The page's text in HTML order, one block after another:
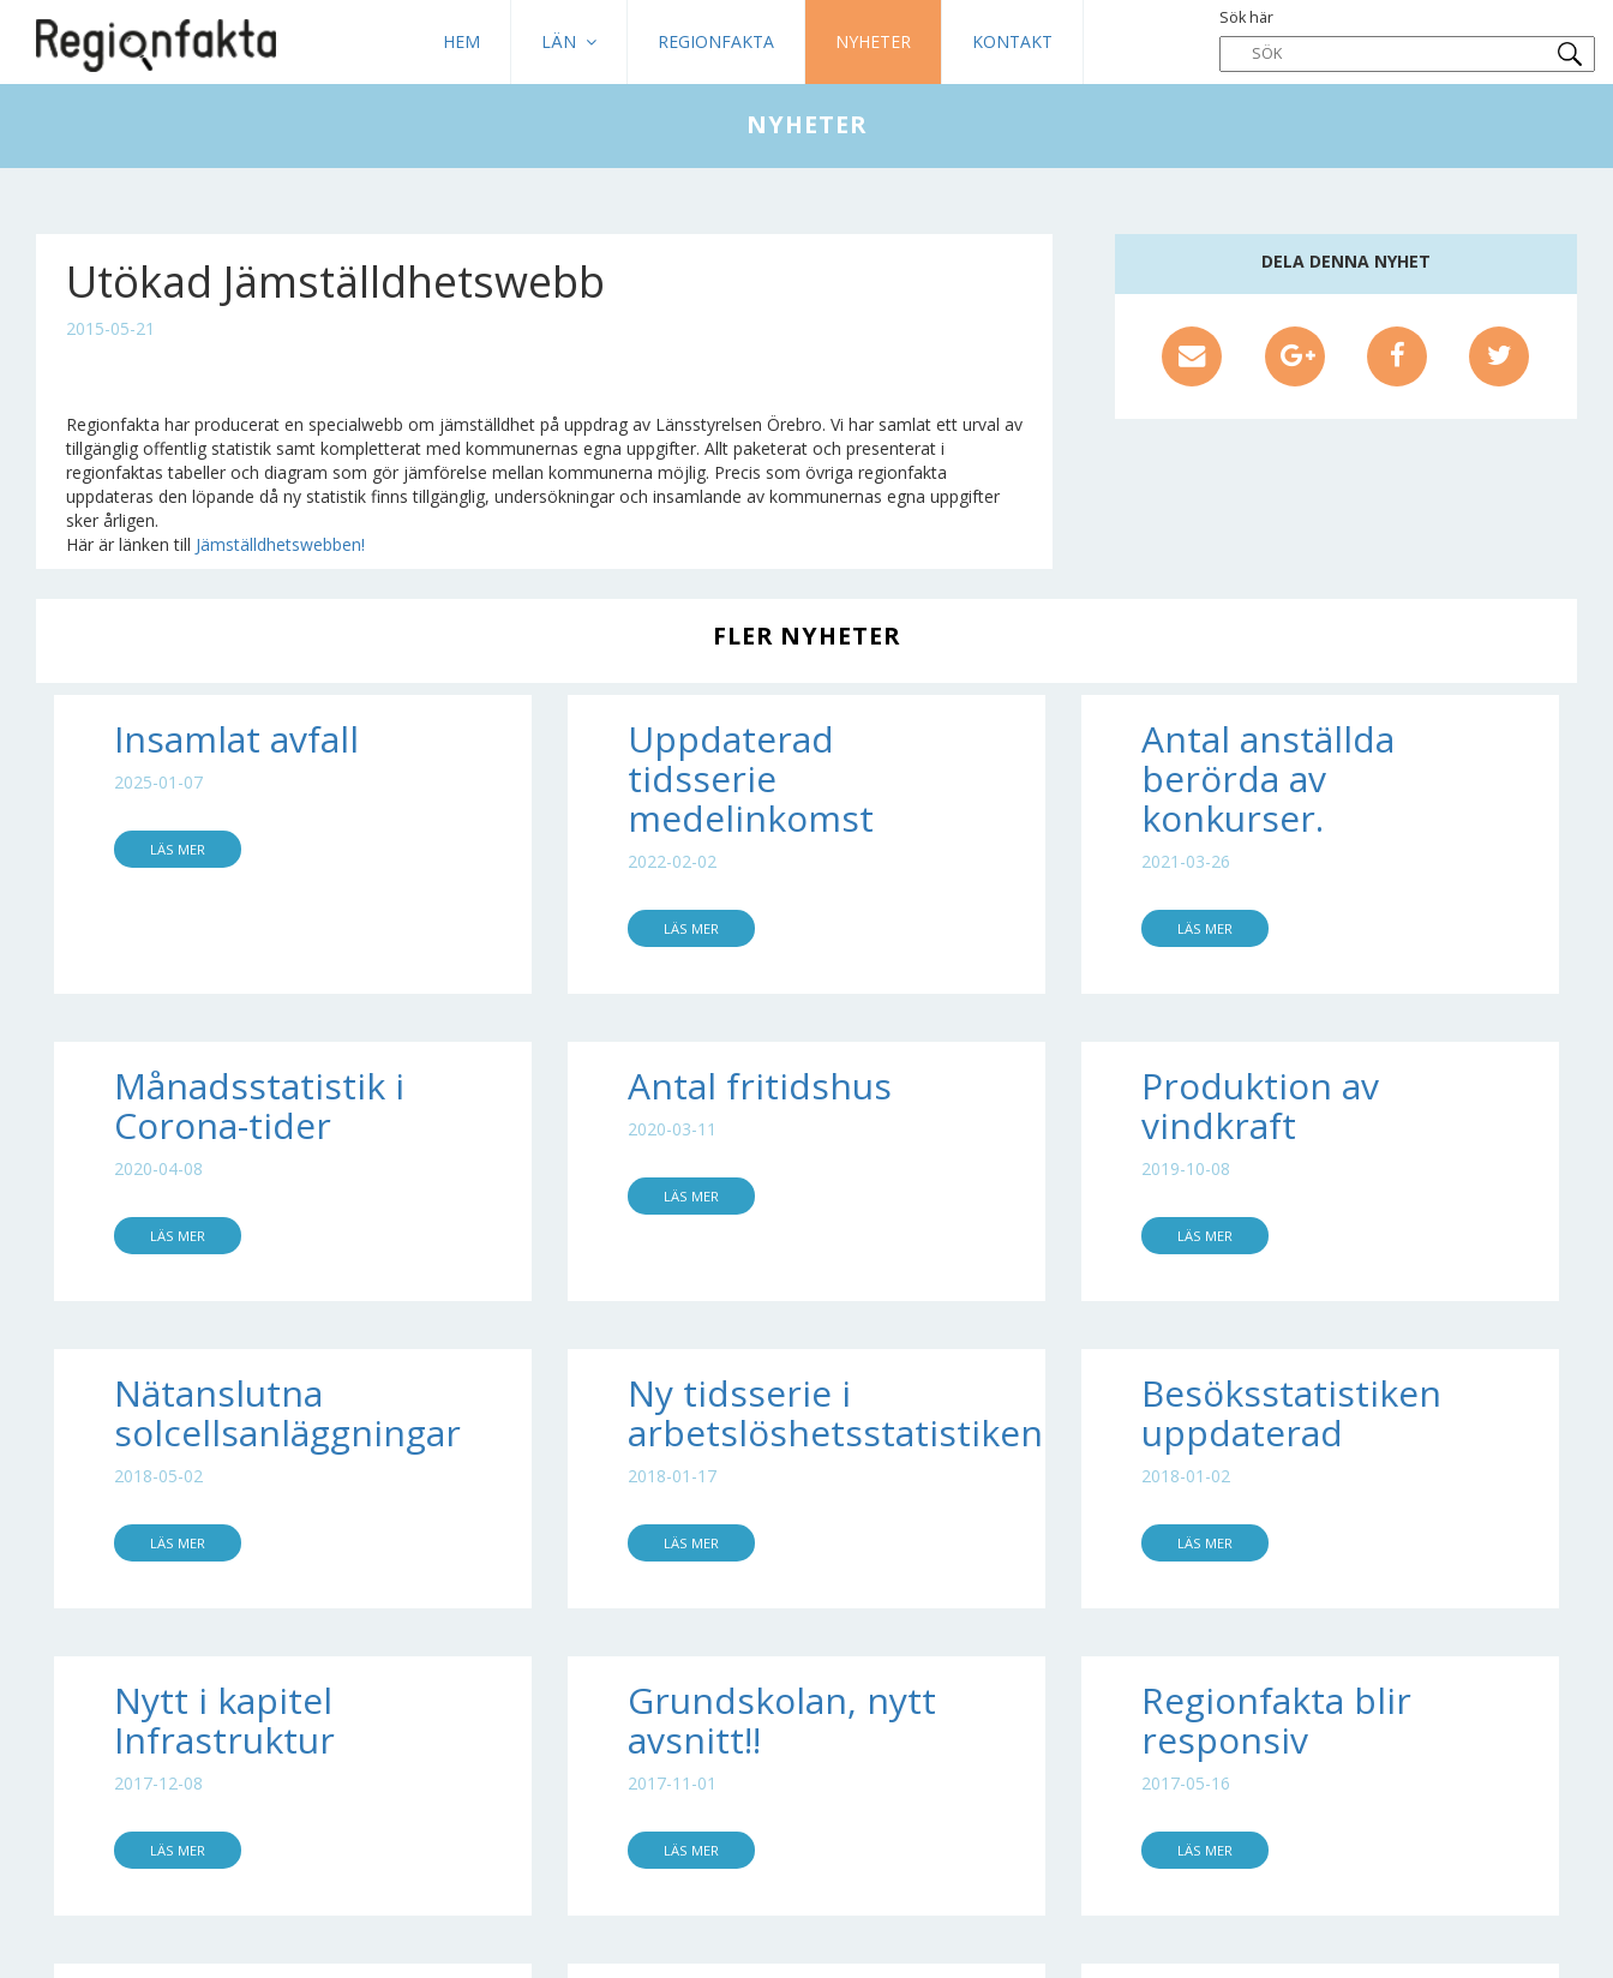
HEM LÄN REGIONFAKTA NYHETER KONTAKT
Sök här
NYHETER
Utökad Jämställdhetswebb
2015-05-21
Regionfakta har producerat en specialwebb om jämställdhet på uppdrag av Länsstyrelsen Örebro. Vi har samlat ett urval av
tillgänglig offentlig statistik samt kompletterat med kommunernas egna uppgifter. Allt paketerat och presenterat i
regionfaktas tabeller och diagram som gör jämförelse mellan kommunerna möjlig. Precis som övriga regionfakta
uppdateras den löpande då ny statistik finns tillgänglig, undersökningar och insamlande av kommunernas egna uppgifter
sker årligen.
Här är länken till Jämställdhetswebben!
DELA DENNA NYHET
FLER NYHETER
Insamlat avfall
2025-01-07
LÄS MER
Uppdaterad
tidsserie
medelinkomst
2022-02-02
LÄS MER
Antal anställda
berörda av
konkurser.
2021-03-26
LÄS MER
Månadsstatistik i
Corona-tider
2020-04-08
LÄS MER
Antal fritidshus
2020-03-11
LÄS MER
Produktion av
vindkraft
2019-10-08
LÄS MER
Nätanslutna
solcellsanläggningar
2018-05-02
LÄS MER
Ny tidsserie i
arbetslöshetsstatistiken!
2018-01-17
LÄS MER
Besöksstatistiken
uppdaterad
2018-01-02
LÄS MER
Nytt i kapitel
Infrastruktur
2017-12-08
LÄS MER
Grundskolan, nytt
avsnitt!!
2017-11-01
LÄS MER
Regionfakta blir
responsiv
2017-05-16
LÄS MER